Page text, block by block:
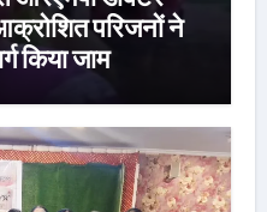
परिजनों ने
किया जाम